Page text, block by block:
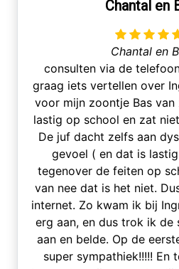
Chantal en
Chantal en
consulten via de
graag iets vertellen over
voor mijn zoontje Bas van
lastig op school en zat
De juf dacht zelfs aan
gevoel ( en dat is
tegenover de feiten op
van nee dat is het niet.
internet. Zo kwam ik bij
erg aan, en dus trok ik de
aan en belde. Op de
super sympathiek!!!!! En